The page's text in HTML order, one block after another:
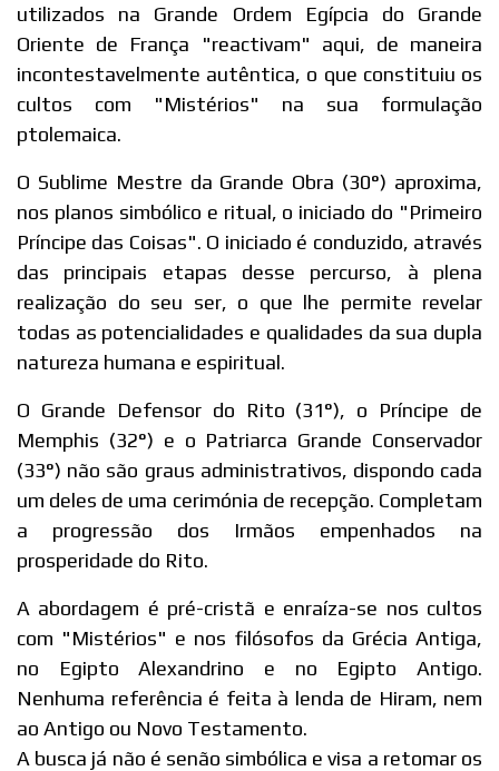
utilizados na Grande Ordem Egípcia do Grande
Oriente de França "reactivam" aqui, de maneira
incontestavelmente autêntica, o que constituiu os
cultos com "Mistérios" na sua formulação
ptolemaica.
O Sublime Mestre da Grande Obra (30°) aproxima,
nos planos simbólico e ritual, o iniciado do "Primeiro
Príncipe das Coisas". O iniciado é conduzido, através
das principais etapas desse percurso, à plena
realização do seu ser, o que lhe permite revelar
todas as potencialidades e qualidades da sua dupla
natureza humana e espiritual.
O Grande Defensor do Rito (31°), o Príncipe de
Memphis (32°) e o Patriarca Grande Conservador
(33°) não são graus administrativos, dispondo cada
um deles de uma cerimónia de recepção. Completam
a progressão dos Irmãos empenhados na
prosperidade do Rito.
A abordagem é pré-cristã e enraíza-se nos cultos
com "Mistérios" e nos filósofos da Grécia Antiga,
no Egipto Alexandrino e no Egipto Antigo.
Nenhuma referência é feita à lenda de Hiram, nem
ao Antigo ou Novo Testamento.
A busca já não é senão simbólica e visa a retomar os